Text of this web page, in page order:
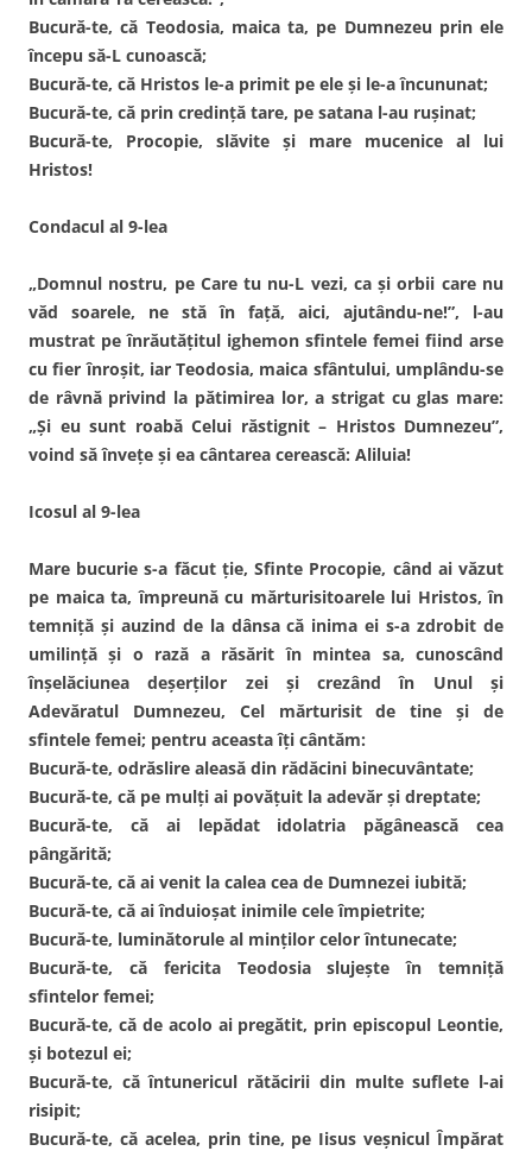
Bucură-te, că Teodosia, maica ta, pe Dumnezeu prin ele
începu să-L cunoască;
Bucură-te, că Hristos le-a primit pe ele şi le-a încununat;
Bucură-te, că prin credinţă tare, pe satana l-au ruşinat;
Bucură-te, Procopie, slăvite şi mare mucenice al lui
Hristos!
Condacul al 9-lea
„Domnul nostru, pe Care tu nu-L vezi, ca şi orbii care nu
văd soarele, ne stă în faţă, aici, ajutându-ne!”, l-au
mustrat pe înrăutăţitul ighemon sfintele femei fiind arse
cu fier înroşit, iar Teodosia, maica sfântului, umplându-se
de râvnă privind la pătimirea lor, a strigat cu glas mare:
„Şi eu sunt roabă Celui răstignit – Hristos Dumnezeu”,
voind să înveţe şi ea cântarea cerească: Aliluia!
Icosul al 9-lea
Mare bucurie s-a făcut ţie, Sfinte Procopie, când ai văzut
pe maica ta, împreună cu mărturisitoarele lui Hristos, în
temniţă şi auzind de la dânsa că inima ei s-a zdrobit de
umilinţă şi o rază a răsărit în mintea sa, cunoscând
înşelăciunea deşerţilor zei şi crezând în Unul şi
Adevăratul Dumnezeu, Cel mărturisit de tine şi de
sfintele femei; pentru aceasta îţi cântăm:
Bucură-te, odrăslire aleasă din rădăcini binecuvântate;
Bucură-te, că pe mulţi ai povăţuit la adevăr şi dreptate;
Bucură-te, că ai lepădat idolatria păgânească cea
pângărită;
Bucură-te, că ai venit la calea cea de Dumnezei iubită;
Bucură-te, că ai înduioşat inimile cele împietrite;
Bucură-te, luminătorule al minţilor celor întunecate;
Bucură-te, că fericita Teodosia slujeşte în temniţă
sfintelor femei;
Bucură-te, că de acolo ai pregătit, prin episcopul Leontie,
şi botezul ei;
Bucură-te, că întunericul rătăcirii din multe suflete l-ai
risipit;
Bucură-te, că acelea, prin tine, pe Iisus veşnicul Împărat